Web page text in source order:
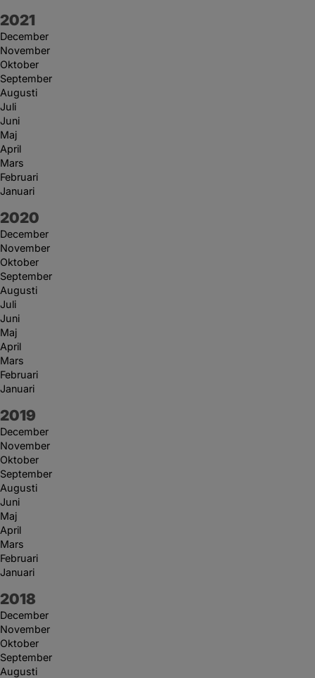
År:
2021
December
November
Oktober
September
Augusti
Juli
Juni
Maj
April
Mars
Februari
Januari
År:
2020
December
November
Oktober
September
Augusti
Juli
Juni
Maj
April
Mars
Februari
Januari
År:
2019
December
November
Oktober
September
Augusti
Juni
Maj
April
Mars
Februari
Januari
År:
2018
December
November
Oktober
September
Augusti